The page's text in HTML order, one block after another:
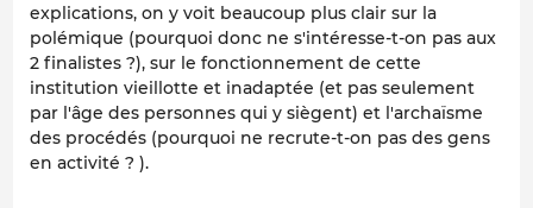
explications, on y voit beaucoup plus clair sur la
polémique (pourquoi donc ne s'intéresse-t-on pas aux
2 finalistes ?), sur le fonctionnement de cette
institution vieillotte et inadaptée (et pas seulement
par l'âge des personnes qui y siègent) et l'archaïsme
des procédés (pourquoi ne recrute-t-on pas des gens
en activité ? ).